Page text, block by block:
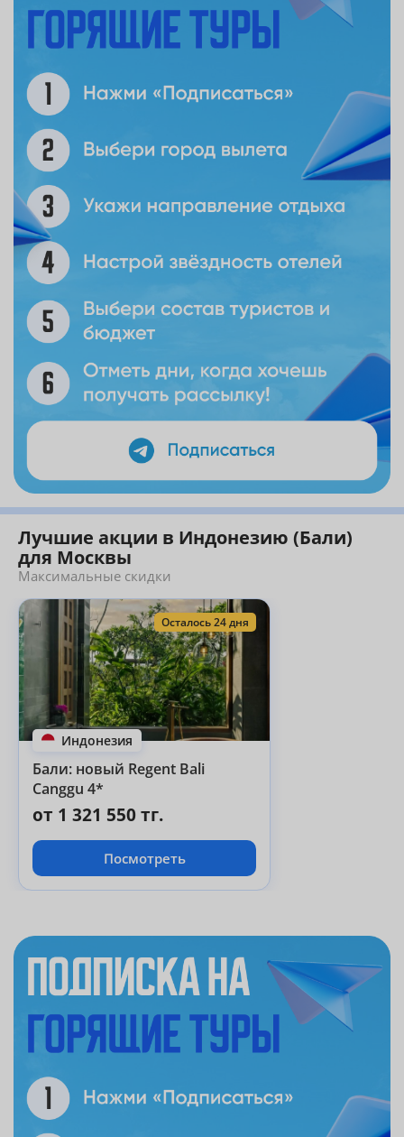
Лучшие акции в Индонезию (Бали)
для Москвы
Максимальные скидки
Осталось 24 дня
Индонезия
Бали: новый Regent Bali
Canggu 4*
от 1 321 550 тг.
Посмотреть